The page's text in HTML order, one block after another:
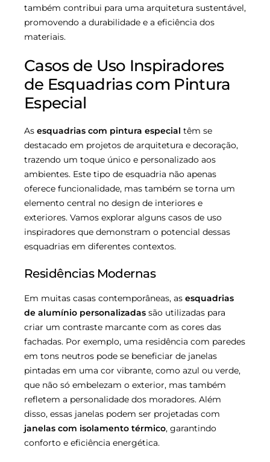
também contribui para uma arquitetura sustentável,
promovendo a durabilidade e a eficiência dos
materiais.
Casos de Uso Inspiradores
de Esquadrias com Pintura
Especial
As esquadrias com pintura especial têm se
destacado em projetos de arquitetura e decoração,
trazendo um toque único e personalizado aos
ambientes. Este tipo de esquadria não apenas
oferece funcionalidade, mas também se torna um
elemento central no design de interiores e
exteriores. Vamos explorar alguns casos de uso
inspiradores que demonstram o potencial dessas
esquadrias em diferentes contextos.
Residências Modernas
Em muitas casas contemporâneas, as esquadrias
de alumínio personalizadas são utilizadas para
criar um contraste marcante com as cores das
fachadas. Por exemplo, uma residência com paredes
em tons neutros pode se beneficiar de janelas
pintadas em uma cor vibrante, como azul ou verde,
que não só embelezam o exterior, mas também
refletem a personalidade dos moradores. Além
disso, essas janelas podem ser projetadas com
janelas com isolamento térmico, garantindo
conforto e eficiência energética.